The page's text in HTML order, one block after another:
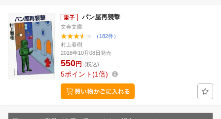
パン屋再襲撃
文春文庫
（182件）
村上春樹
2016年10月08日発売
550円 (税込)
5ポイント 1倍